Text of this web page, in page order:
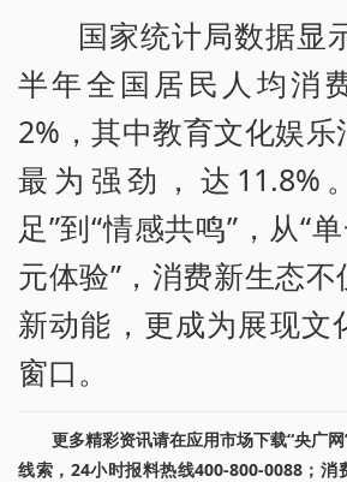
国家统计局数据显
半年全国居民人均消
2%，其中教育文化娱
最为强劲，达11.8%
足”到“情感共鸣”，从“
元体验”，消费新生态不
新动能，更成为展现文
窗口。
更多精彩资讯请在应用市场下载“央广
线索，24小时报料热线400-800-0088；消